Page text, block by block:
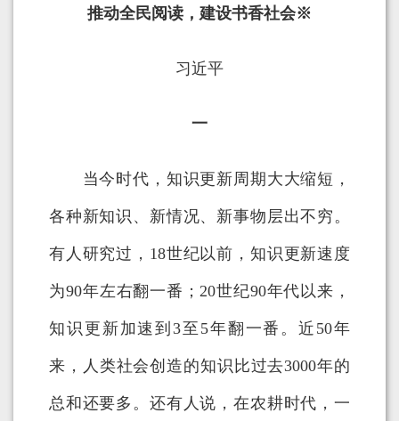
推动全民阅读，建设书香社会※
习近平
一
当今时代，知识更新周期大大缩短，
各种新知识、新情况、新事物层出不穷。
有人研究过，18世纪以前，知识更新速度
为90年左右翻一番；20世纪90年代以来，
知识更新加速到3至5年翻一番。近50年
来，人类社会创造的知识比过去3000年的
总和还要多。还有人说，在农耕时代，一